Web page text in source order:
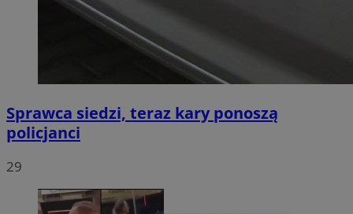
Sprawca siedzi, teraz kary ponoszą
policjanci
29